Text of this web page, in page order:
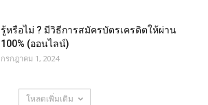
รู้หรือไม่ ? มีวิธีการสมัครบัตรเครดิตให้ผ่าน
100% (ออนไลน์)
กรกฎาคม 1, 2024
โหลดเพิ่มเติม